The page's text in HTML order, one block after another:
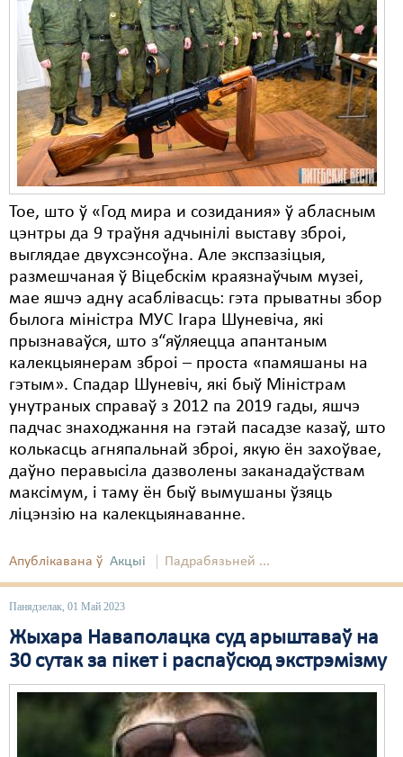
Тое, што ў «Год мира и созидания» ў абласным
цэнтры да 9 траўня адчынілі выставу зброі,
выглядае двухсэнсоўна. Але экспзазіцыя,
размешчаная ў Віцебскім краязнаўчым музеі,
мае яшчэ адну асаблівасць: гэта прыватны збор
былога міністра МУС Ігара Шуневіча, які
прызнаваўся, што з“яўляецца апантаным
калекцыянерам зброі – проста «памяшаны на
гэтым». Спадар Шуневіч, які быў Міністрам
унутраных справаў з 2012 па 2019 гады, яшчэ
падчас знаходжання на гэтай пасадзе казаў, што
колькасць агняпальнай зброі, якую ён захоўвае,
даўно перавысіла дазволены заканадаўствам
максімум, і таму ён быў вымушаны ўзяць
ліцэнзію на калекцыянаванне.
Апублікавана ў Акцыі Падрабязьней ...
Панядзелак, 01 Май 2023
Жыхара Наваполацка суд арыштаваў на
30 сутак за пікет і распаўсюд экстрэмізму
Затрыманьні
Карная псыхіятрыя
КПЧ ААН
Культурныя правы
ЛПП
Мігранты
Мірныя сходы
Палітвязьні
Праваабаронцы
Правы дзіцяці
Пэнітэнцыярная сыстэма
Распальваньне варожасьці
Рознае
Свабода слова
Свабода сумленьня
Сьмяротнае пакараньне
Правы працоўных
Сацыяльныя правы